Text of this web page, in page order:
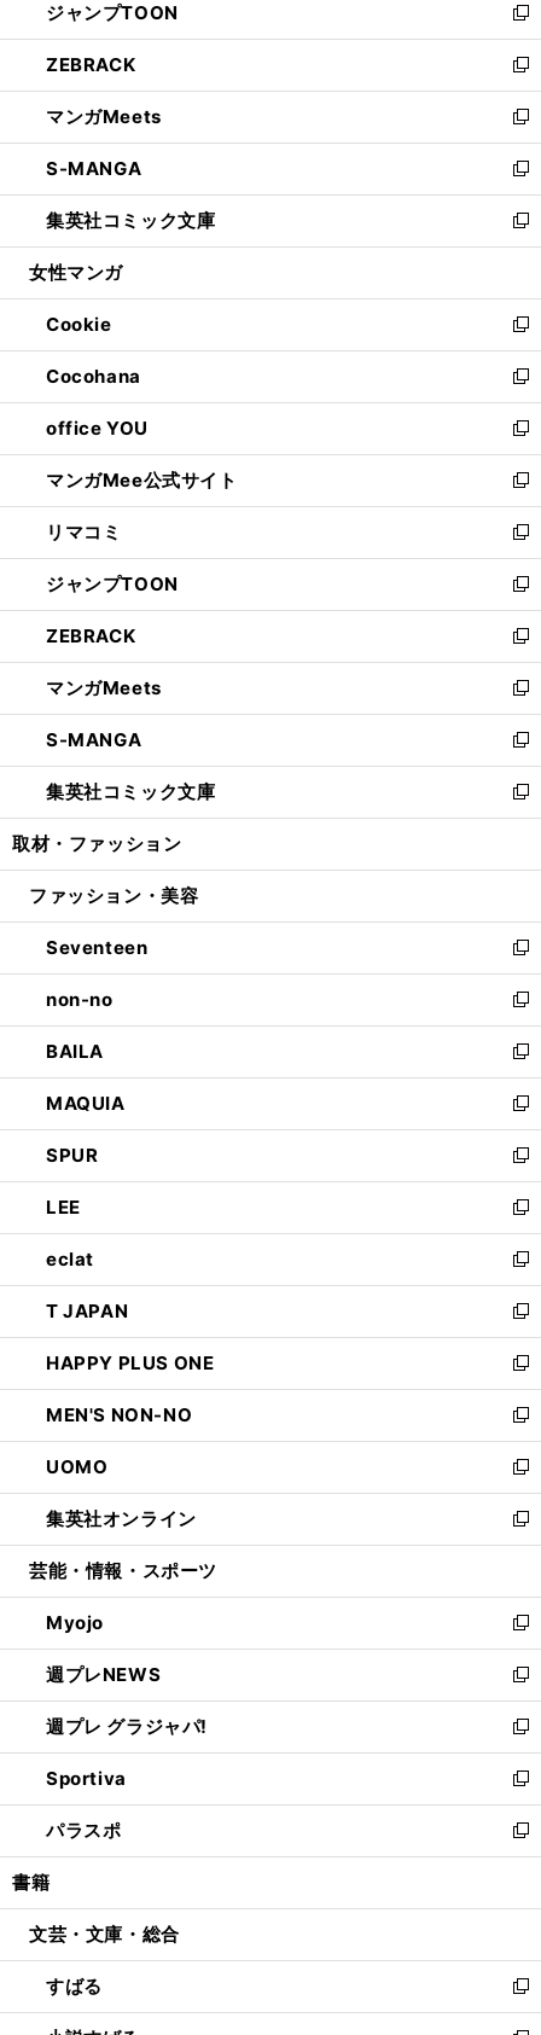
く
で
開
く
ド
ウ
で
開
く
ィ
ン
ド
ウ
で
開
く
い
ウ
ィ
ン
ド
ウ
で
開
く
ジャンプTOON
新
し
い
ウ
ィ
ン
ド
ウ
で
開
ZEBRACK
新
し
い
ウ
ィ
ン
ド
ウ
開
く
マンガMeets
新
し
い
ウ
ィ
ン
ウ
で
開
く
S-MANGA
新
し
い
ウ
ン
ド
ウ
で
開
く
集英社コミック文庫
新
し
ウ
ィ
ン
ド
ウ
で
開
く
女性マンガ
Cookie
新
し
い
ウ
ィ
ン
ド
ウ
で
開
く
Cocohana
新
し
い
ウ
ィ
ン
ド
ウ
で
開
く
office YOU
新
し
い
ウ
ィ
ン
ド
ウ
で
開
く
マンガMee公式サイト
新
し
い
ウ
ィ
ン
ド
ウ
で
開
く
リマコミ
新
し
い
ウ
ィ
ン
ド
ウ
で
開
く
ジャンプTOON
新
し
い
ウ
ィ
ン
ド
ウ
で
開
ZEBRACK
新
し
い
ウ
ィ
ン
ド
ウ
開
マンガMeets
新
し
い
ウ
ィ
ン
ウ
開
く
S-MANGA
新
し
い
ウ
ン
ウ
で
開
く
集英社コミック文庫
新
し
ウ
ン
ド
ウ
で
開
く
取材・ファッション
ファッション・美容
Seventeen
新
し
い
ウ
ィ
ン
ド
ウ
で
開
く
non-no
新
し
い
ウ
ィ
ン
ド
ウ
で
開
く
BAILA
新
し
い
ウ
ィ
ン
ド
ウ
で
開
く
MAQUIA
新
し
い
ウ
ィ
ン
ド
ウ
で
開
く
SPUR
新
し
い
ウ
ィ
ン
ド
ウ
で
開
く
LEE
新
し
い
ウ
ィ
ン
ド
ウ
で
開
く
eclat
新
し
い
ウ
ィ
ン
ド
ウ
で
開
く
T JAPAN
新
し
い
ウ
ィ
ン
ド
ウ
で
開
HAPPY PLUS ONE
新
し
い
ウ
ィ
ン
ド
ウ
開
く
MEN'S NON-NO
新
し
い
ウ
ィ
ン
ウ
で
開
く
UOMO
新
し
い
ウ
ン
ド
ウ
で
開
く
集英社オンライン
新
し
ウ
ィ
ン
ド
ウ
で
開
く
芸能・情報・スポーツ
Myojo
新
し
い
ウ
ィ
ン
ド
ウ
で
開
週プレNEWS
新
し
い
ウ
ィ
ン
ド
ウ
開
週プレ グラジャパ!
新
し
い
ウ
ィ
ン
ウ
開
く
Sportiva
新
し
い
ウ
ン
ウ
で
開
パラスポ
新
し
ウ
ン
ド
ウ
書籍
文芸・文庫・総合
すばる
新
し